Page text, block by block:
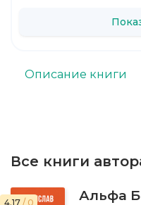
Описание книги
Все книги
4.17 / 0 Альфа